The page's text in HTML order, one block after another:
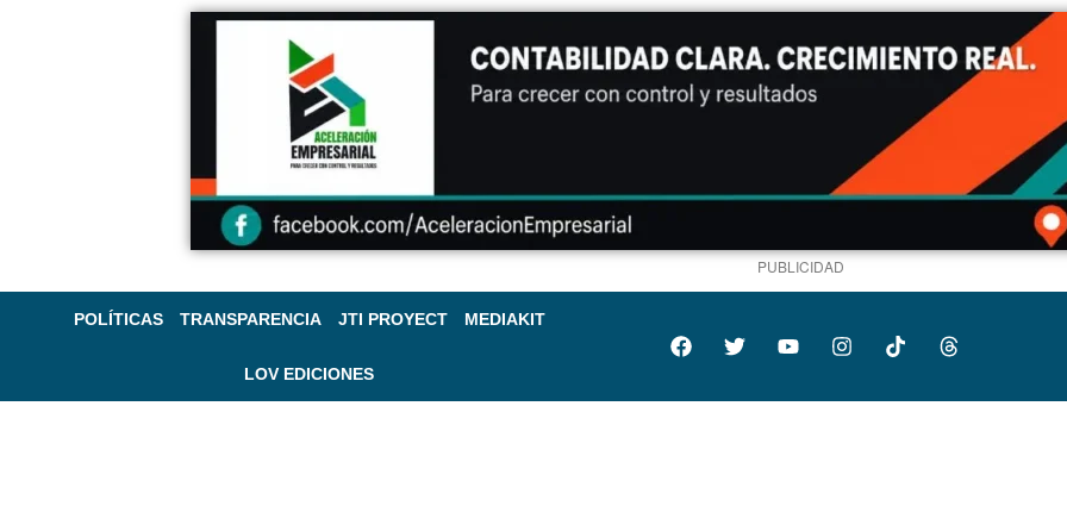
PUBLICIDAD
POLÍTICAS TRANSPARENCIA JTI PROYECT MEDIAKIT
LOV EDICIONES